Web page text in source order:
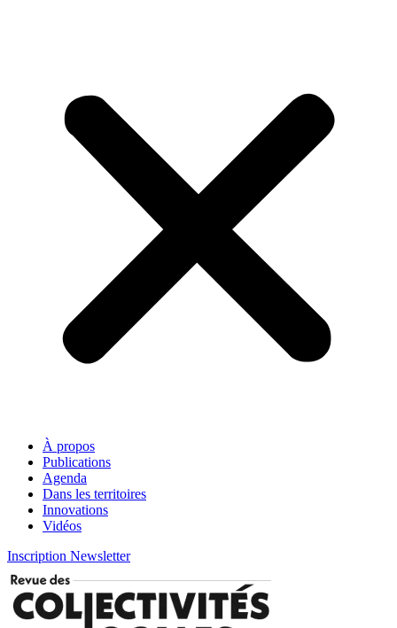
À propos
Publications
Agenda
Dans les territoires
Innovations
Vidéos
Inscription Newsletter